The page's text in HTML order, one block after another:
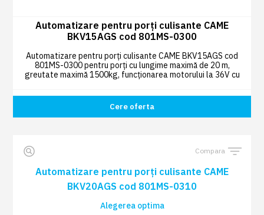
Automatizare pentru porți culisante CAME
BKV15AGS cod 801MS-0300
Automatizare pentru porți culisante CAME BKV15AGS cod
801MS-0300 pentru porți cu lungime maximă de 20 m,
greutate maximă 1500kg, funcționarea motorului la 36V cu
Cere oferta
Compara
Automatizare pentru porți culisante CAME
BKV20AGS cod 801MS-0310
Alegerea optima